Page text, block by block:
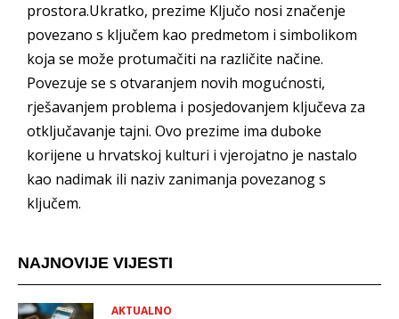
prostora.Ukratko, prezime Ključo nosi značenje
povezano s ključem kao predmetom i simbolikom
koja se može protumačiti na različite načine.
Povezuje se s otvaranjem novih mogućnosti,
rješavanjem problema i posjedovanjem ključeva za
otključavanje tajni. Ovo prezime ima duboke
korijene u hrvatskoj kulturi i vjerojatno je nastalo
kao nadimak ili naziv zanimanja povezanog s
ključem.
NAJNOVIJE VIJESTI
AKTUALNO